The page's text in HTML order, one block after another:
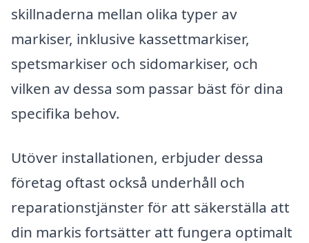
skillnaderna mellan olika typer av
markiser, inklusive kassettmarkiser,
spetsmarkiser och sidomarkiser, och
vilken av dessa som passar bäst för dina
specifika behov.
Utöver installationen, erbjuder dessa
företag oftast också underhåll och
reparationstjänster för att säkerställa att
din markis fortsätter att fungera optimalt